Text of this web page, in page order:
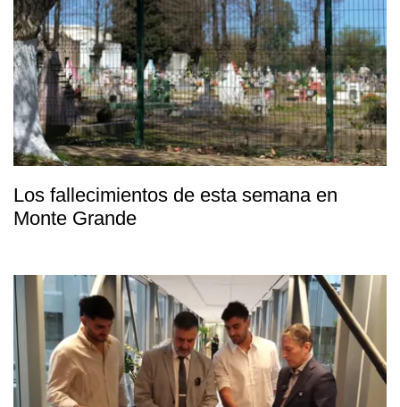
Los fallecimientos de esta semana en
Monte Grande